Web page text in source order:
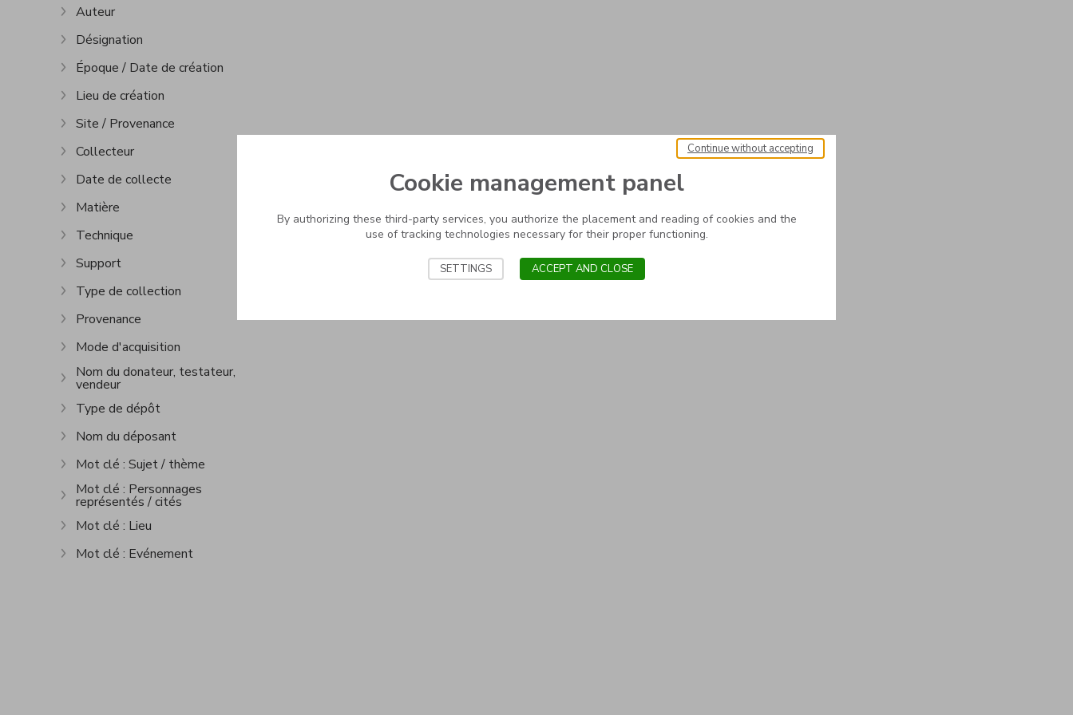
Show more
Auteur
Show more
Désignation
Show more
Époque / Date de création
Show more
Lieu de création
Show more
Site / Provenance
Show more
Collecteur
Show more
Date de collecte
Show more
Matière
Show more
Technique
Show more
Support
Show more
Type de collection
Show more
Provenance
Show more
Mode d'acquisition
Show more
Nom du donateur, testateur,
vendeur
Show more
Type de dépôt
Show more
Nom du déposant
Show more
Mot clé : Sujet / thème
Show more
Mot clé : Personnages
représentés / cités
Show more
Mot clé : Lieu
Show more
Mot clé : Evénement
Cookie management panel
By authorizing these third-party services, you authorize the placement and reading of cookies and the
use of tracking technologies necessary for their proper functioning.
Continue without accepting
SETTINGS ACCEPT AND CLOSE